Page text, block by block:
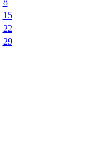
8
15
22
29